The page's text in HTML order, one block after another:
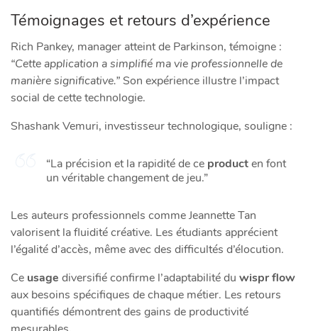
Témoignages et retours d’expérience
Rich Pankey, manager atteint de Parkinson, témoigne :
“Cette application a simplifié ma vie professionnelle de
manière significative.”Son expérience illustre l’impact
social de cette technologie.
Shashank Vemuri, investisseur technologique, souligne :
“La précision et la rapidité de ce producten font
un véritable changement de jeu.”
Les auteurs professionnels comme Jeannette Tan
valorisent la fluidité créative. Les étudiants apprécient
l’égalité d’accès, même avec des difficultés d’élocution.
Ce usage diversifié confirme l’adaptabilité du wispr flow
aux besoins spécifiques de chaque métier. Les retours
quantifiés démontrent des gains de productivité